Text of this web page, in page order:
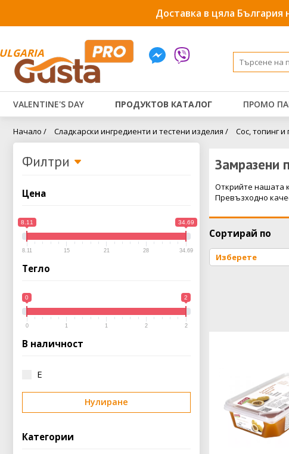
Доставка в цяла България
VALENTINE'S DAY ПРОДУКТОВ КАТАЛОГ ПРОМО
Начало / Сладкарски ингредиенти и тестени изделия / Сос, топинг
Филтри
Цена
8.11 34.69
8.11 15 21 28 34.69
Тегло
0 2
0 1 1 2 2
В наличност
Е
Нулиране
Категории
Замразени
Открийте нашата
Превъзходно
Сортирай по